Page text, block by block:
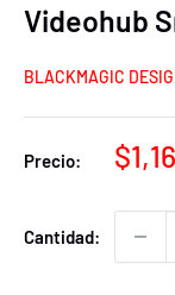
Videohub
BLACKMAGIC
Precio:
Cantidad: